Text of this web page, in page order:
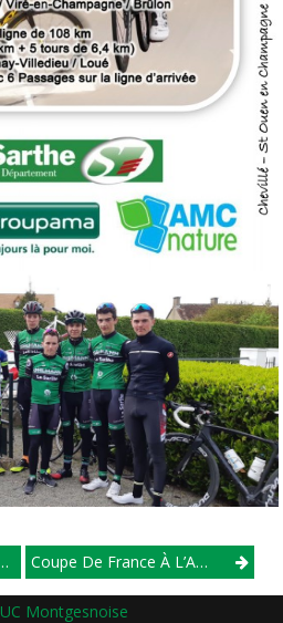
Coupe De France À L’Americaine
UC Montgesnoise